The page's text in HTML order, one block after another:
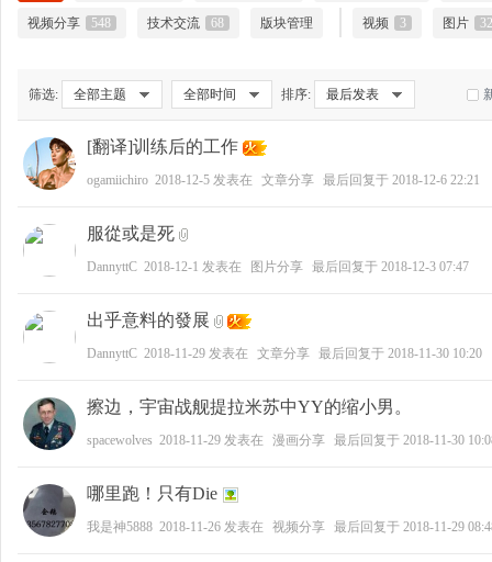
视频分享 548 技术交流 68 版块管理 视频 3 图片 32
筛选: 全部主题 全部时间 排序: 最后发表
[翻译]训练后的工作
ogamiichiro 2018-12-5 发表在 文章分享 最后回复于 2018-12-6 22:21
服從或是死
DannyttC 2018-12-1 发表在 图片分享 最后回复于 2018-12-3 07:47
出乎意料的發展
DannyttC 2018-11-29 发表在 文章分享 最后回复于 2018-11-30 10:20
擦边，宇宙战舰提拉米苏中YY的缩小男。
spacewolves 2018-11-29 发表在 漫画分享 最后回复于 2018-11-30
哪里跑！只有Die
我是神5888 2018-11-26 发表在 视频分享 最后回复于 2018-11-29